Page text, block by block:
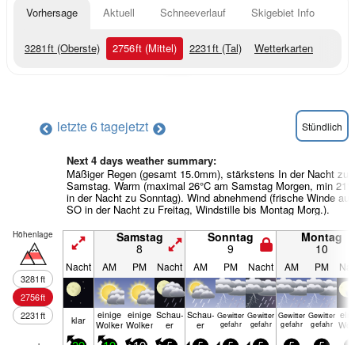
Vorhersage Aktuell Schneeverlauf Skigebiet Info
3281ft (Oberste) 2756ft (Mittel) 2231ft (Tal) Wetterkarten
letzte 6 tagejetzt Stündlich
Next 4 days weather summary:
Mäßiger Regen (gesamt 15.0mm), stärkstens In der Nacht zu
Samstag. Warm (maximal 26°C am Samstag Morgen, min
in der Nacht zu Sonntag). Wind abnehmend (frische Winde aus
SO in der Nacht zu Freitag, Windstille bis Montag Morg.).
Höhenlage
3281ft
2756ft
2231ft
Samstag
8
Sonntag
9
Montag
10
Nacht AM PM Nacht AM PM Nacht AM PM
klar einige
Wolken
einige
Wolken
Schau­
er
Schau­
er
Gewitter
gefahr
Gewitter
gefahr
Gewitter
gefahr
Gewitter
gefahr